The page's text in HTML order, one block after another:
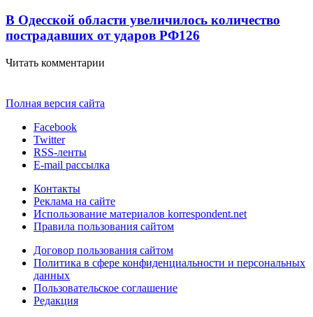
В Одесской области увеличилось количество
пострадавших от ударов РФ126
Читать комментарии
Полная версия сайта
Facebook
Twitter
RSS-ленты
E-mail рассылка
Контакты
Реклама на сайте
Использование материалов korrespondent.net
Правила пользования сайтом
Договор пользования сайтом
Политика в сфере конфиденциальности и персональных
данных
Пользовательское соглашение
Редакция